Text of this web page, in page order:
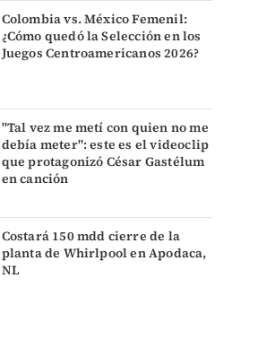
Colombia vs. México Femenil:
¿Cómo quedó la Selección en los
Juegos Centroamericanos 2026?
"Tal vez me metí con quien no me
debía meter": este es el videoclip
que protagonizó César Gastélum
en canción
Costará 150 mdd cierre de la
planta de Whirlpool en Apodaca,
NL